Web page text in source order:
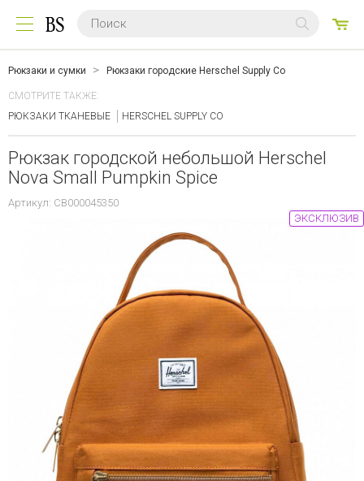
Рюкзаки и сумки Рюкзаки городские Herschel Supply Co
СМОТРИТЕ ТАКЖЕ:
РЮКЗАКИ ТКАНЕВЫЕ
HERSCHEL SUPPLY CO
Рюкзак городской небольшой Herschel
Nova Small Pumpkin Spice
Артикул: CB000045350
ЭКСКЛЮЗИВ